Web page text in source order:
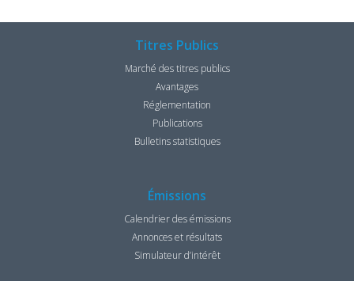
Titres Publics
Marché des titres publics
Avantages
Réglementation
Publications
Bulletins statistiques
Émissions
Calendrier des émissions
Annonces et résultats
Simulateur d’intérêt